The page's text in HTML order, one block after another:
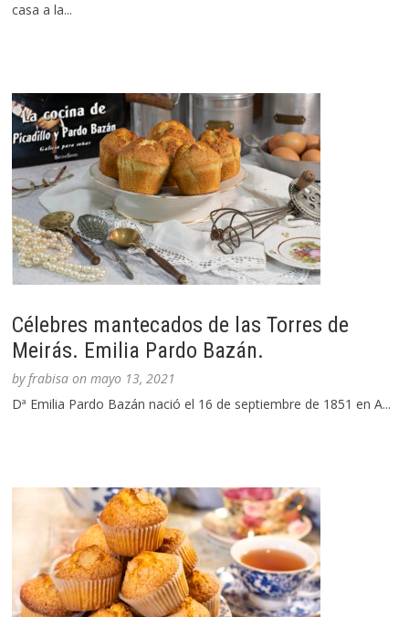
casa a la...
Célebres mantecados de las Torres de
Meirás. Emilia Pardo Bazán.
byfrabisa onmayo 13, 2021
Dª Emilia Pardo Bazán nació el 16 de septiembre de 1851 en A...